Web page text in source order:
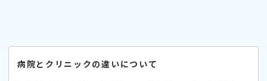
病院とクリニックの違いについて